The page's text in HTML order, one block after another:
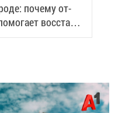
по­че­му от­
вос­ста­но­